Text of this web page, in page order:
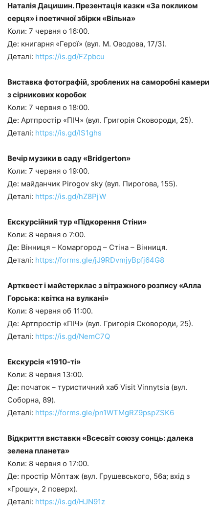
Наталія Дацишин. Презентація казки «За покликом
серця» і поетичної збірки «Вільна»
Коли: 7 червня о 16:00.
Де: книгарня «Герої» (вул. М. Оводова, 17/3).
Деталі: https://is.gd/FZpbcu
Виставка фотографій, зроблених на саморобні камери
з сірникових коробок
Коли: 7 червня о 18:00.
Де: Артпростір «ПІЧ» (вул. Григорія Сковороди, 25).
Деталі: https://is.gd/IS1ghs
Вечір музики в саду «Bridgerton»
Коли: 7 червня о 19:00.
Де: майданчик Pirogov sky (вул. Пирогова, 155).
Деталі: https://is.gd/hZ8PjW
Екскурсійний тур «Підкорення Стіни»
Коли: 8 червня о 7:00.
Де: Вінниця – Комаргород – Стіна – Вінниця.
Деталі: https://forms.gle/jJ9RDvmjyBpfj64G8
Артквест і майстерклас з вітражного розпису «Алла
Горська: квітка на вулкані»
Коли: 8 червня об 11:00.
Де: Артпростір «ПІЧ» (вул. Григорія Сковороди, 25).
Деталі: https://is.gd/NemC7Q
Екскурсія «1910-ті»
Коли: 8 червня 13:00.
Де: початок – туристичний хаб Visit Vinnytsia (вул.
Соборна, 89).
Деталі: https://forms.gle/pn1WTMgRZ9pspZSK6
Відкриття виставки «Всесвіт союзу сонць: далека
зелена планета»
Коли: 8 червня о 17:00.
Де: простір Mōnтаж (вул. Грушевського, 56а; вхід з
«Грошу», 2 поверх).
Деталі: https://is.gd/HJN91z